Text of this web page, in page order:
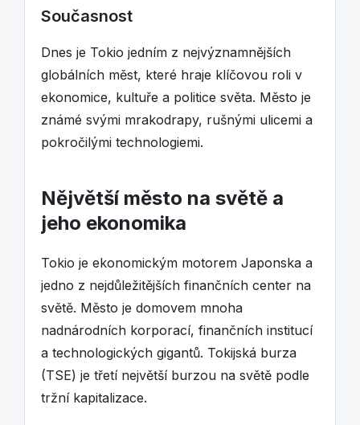
Současnost
Dnes je Tokio jedním z nejvýznamnějších
globálních měst, které hraje klíčovou roli v
ekonomice, kultuře a politice světa. Město je
známé svými mrakodrapy, rušnými ulicemi a
pokročilými technologiemi.
Nějvětší město na světě a
jeho ekonomika
Tokio je ekonomickým motorem Japonska a
jedno z nejdůležitějších finančních center na
světě. Město je domovem mnoha
nadnárodních korporací, finančních institucí
a technologických gigantů. Tokijská burza
(TSE) je třetí největší burzou na světě podle
tržní kapitalizace.